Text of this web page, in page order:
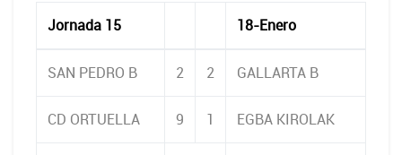
Jornada 15 18-Enero
SAN PEDRO B 2 2 GALLARTA B
CD ORTUELLA 9 1 EGBA KIROLAK